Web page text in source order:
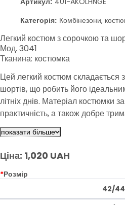
Категорія: Комбінезони,
Легкий костюм з сорочкою та
Мод. 3041
Тканина: костюмка
Цей легкий костюм складається
шортів, що робить його
літніх днів. Матеріал костюмки
практичність, а також добре
створити елегантний образ для
святкових заходів.
показати більше
Ціна: 1,020 UAH
*Розмір
42/44